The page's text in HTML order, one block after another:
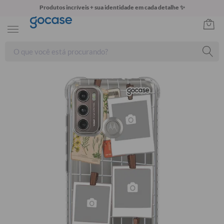
Produtos incríveis + sua identidade em cada detalhe ✨